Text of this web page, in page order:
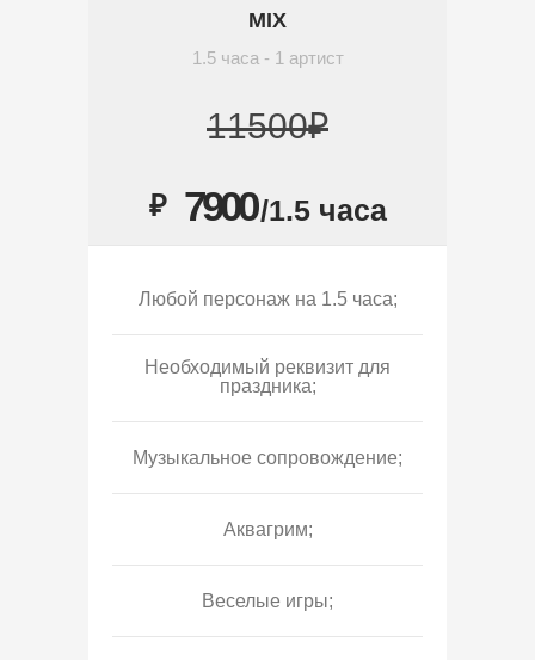
MIX
1.5 часа - 1 артист
11500₽
₽ 7900/1.5 часа
Любой персонаж на 1.5 часа;
Необходимый реквизит для
праздника;
Музыкальное сопровождение;
Аквагрим;
Веселые игры;